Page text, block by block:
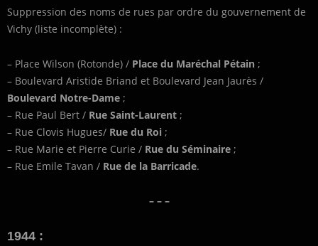
Suppression des noms de rues par ordre du gouvernement de
Vichy (liste incomplète) :
– Place Wilson (Rotonde) / Place du Maréchal Pétain ;
– Boulevard Aristide Briand et Boulevard Jean Jaurès /
Boulevard Notre-Dame ;
– Rue Paul Bert / Rue Saint-Laurent ;
– Rue Clovis Hugues/ Rue du Roi ;
– Rue Marie et Pierre Curie / Rue du Séminaire ;
– Rue Emile Tavan / Rue de la Barricade.
– – –
1944 :